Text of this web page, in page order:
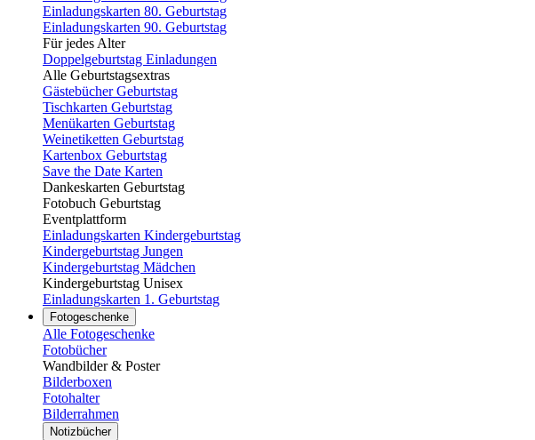
Einladungskarten 80. Geburtstag
Einladungskarten 90. Geburtstag
Für jedes Alter
Doppelgeburtstag Einladungen
Alle Geburtstagsextras
Gästebücher Geburtstag
Tischkarten Geburtstag
Menükarten Geburtstag
Weinetiketten Geburtstag
Kartenbox Geburtstag
Save the Date Karten
Dankeskarten Geburtstag
Fotobuch Geburtstag
Eventplattform
Einladungskarten Kindergeburtstag
Kindergeburtstag Jungen
Kindergeburtstag Mädchen
Kindergeburtstag Unisex
Einladungskarten 1. Geburtstag
Fotogeschenke
Alle Fotogeschenke
Fotobücher
Wandbilder & Poster
Bilderboxen
Fotohalter
Bilderrahmen
Notizbücher